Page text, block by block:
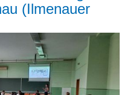
(Ilmenauer